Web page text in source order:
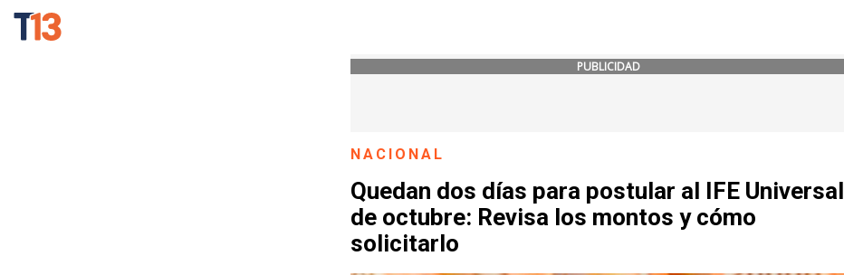
PUBLICIDAD
NACIONAL
Quedan dos días para postular al IFE Universal
de octubre: Revisa los montos y cómo
solicitarlo